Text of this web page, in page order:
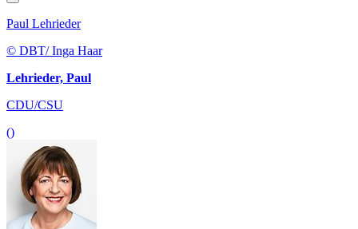
Paul Lehrieder
© DBT/ Inga Haar
Lehrieder, Paul
CDU/CSU
()